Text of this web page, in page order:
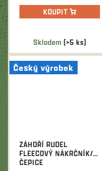
Skladem (>5 ks)
KOUPIT
Český výrobek
ZÁHOŘÍ RUDEL
FLEECOVÝ NÁKRČNÍK/
ČEPICE